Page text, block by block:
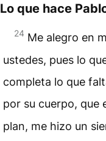
Lo que hace
24 Me alegro en
ustedes, pues lo
completa lo que
por su cuerpo, que
plan, me hizo un